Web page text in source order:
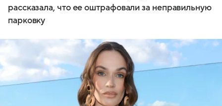
рассказала, что ее оштрафовали за неправильную
парковку